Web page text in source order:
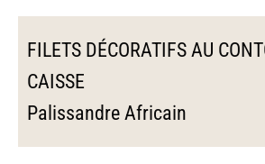
FILETS DÉCORATIFS AU
CAISSE
Palissandre Africain